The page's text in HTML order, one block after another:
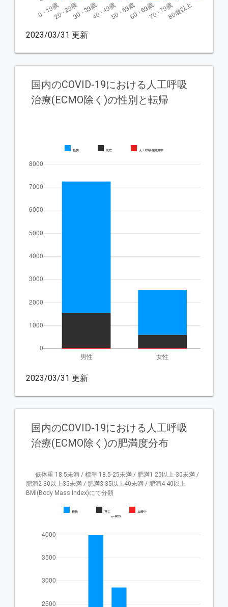
2023/03/31 更新
国内のCOVID-19における人工呼吸
治療(ECMO除く)の性別と転帰
軽快 死亡 人工呼吸器実施中
2023/03/31 更新
国内のCOVID-19における人工呼吸
治療(ECMO除く)の肥満度分布
肥満2 30以上35未満 / 肥満3 35以上40未満 / 肥満4 40以上
BMI(Body Mass Index)にて分類
軽快 死亡
加療中